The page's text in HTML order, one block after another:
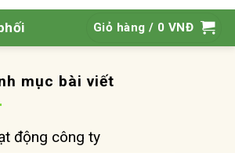
Giỏ hàng / 0 VNĐ
mục bài viết
động công ty